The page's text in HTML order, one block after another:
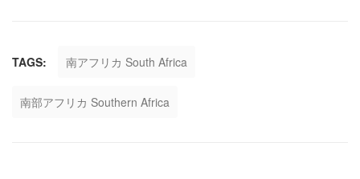
TAGS: 南アフリカ South Africa
南部アフリカ Southern Africa